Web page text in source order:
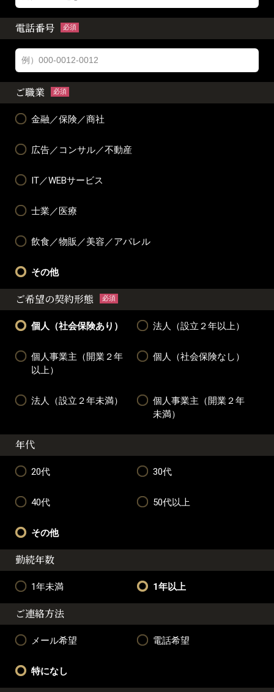
電話番号 必須
ご職業 必須
金融／保険／商社
広告／コンサル／不動産
IT／WEBサービス
士業／医療
飲食／物販／美容／アパレル
その他
ご希望の契約形態 必須
個人（社会保険あり） 法人（設立２年以上）
個人事業主（開業２年
以上）
個人（社会保険なし）
法人（設立２年未満）
個人事業主（開業２年
未満）
年代
20代 30代
40代 50代以上
その他
勤続年数
1年未満 1年以上
ご連絡方法
メール希望 電話希望
特になし